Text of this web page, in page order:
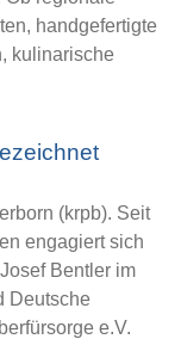
handgefertigte
kulinarische
(krpb). Seit
engagiert sich
Bentler im
Deutsche
e.V.